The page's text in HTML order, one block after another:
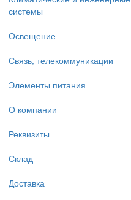
системы
Освещение
Связь, телекоммуникации
Элементы питания
О компании
Реквизиты
Склад
Доставка